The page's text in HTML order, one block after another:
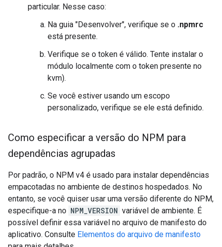
particular. Nesse caso:
Na guia "Desenvolver", verifique se o .npmrc
está presente.
Verifique se o token é válido. Tente instalar o
módulo localmente com o token presente no
kvm).
Se você estiver usando um escopo
personalizado, verifique se ele está definido.
Como especificar a versão do NPM para
dependências agrupadas
Por padrão, o NPM v4 é usado para instalar dependências
empacotadas no ambiente de destinos hospedados. No
entanto, se você quiser usar uma versão diferente do NPM,
especifique-a no NPM_VERSION variável de ambiente. É
possível definir essa variável no arquivo de manifesto do
aplicativo. Consulte Elementos do arquivo de manifesto